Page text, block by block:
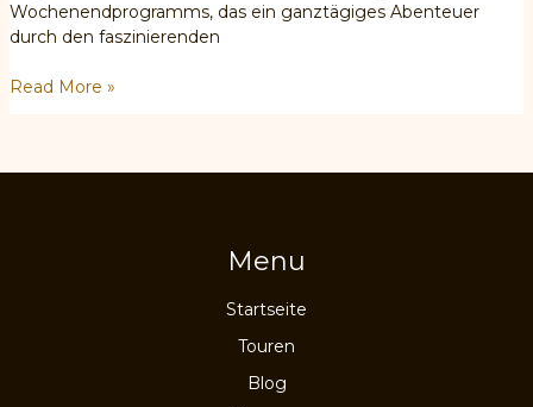
Wochenendprogramms, das ein ganztägiges Abenteuer
durch den faszinierenden
Entdecken
Read More »
Menu
Startseite
Touren
Blog